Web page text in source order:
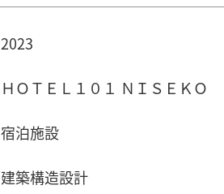
2023
ＨＯＴＥＬ１０１ ＮＩＳＥＫＯ
宿泊施設
建築構造設計